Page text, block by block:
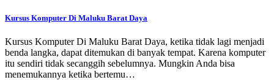
Kursus Komputer Di Maluku Barat Daya
Kursus Komputer Di Maluku Barat Daya, ketika tidak lagi menjadi
benda langka, dapat ditemukan di banyak tempat. Karena komputer
itu sendiri tidak secanggih sebelumnya. Mungkin Anda bisa
menemukannya ketika bertemu…